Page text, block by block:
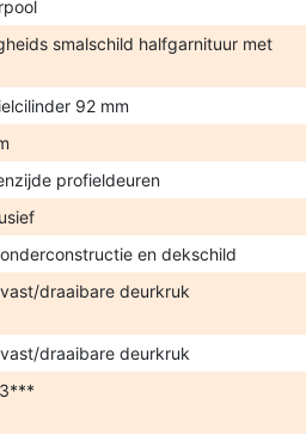
smalschild halfgarnituur met
92 mm
profieldeuren
en dekschild
draaibare deurkruk
draaibare deurkruk